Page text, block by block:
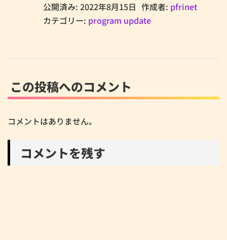
公開済み: 2022年8月15日 作成者: pfrinet
カテゴリー: program update
この投稿へのコメント
コメントはありません。
コメントを残す